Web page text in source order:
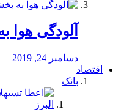
آلودگی
دسامبر 24, 2019
اقتصاد
بانک